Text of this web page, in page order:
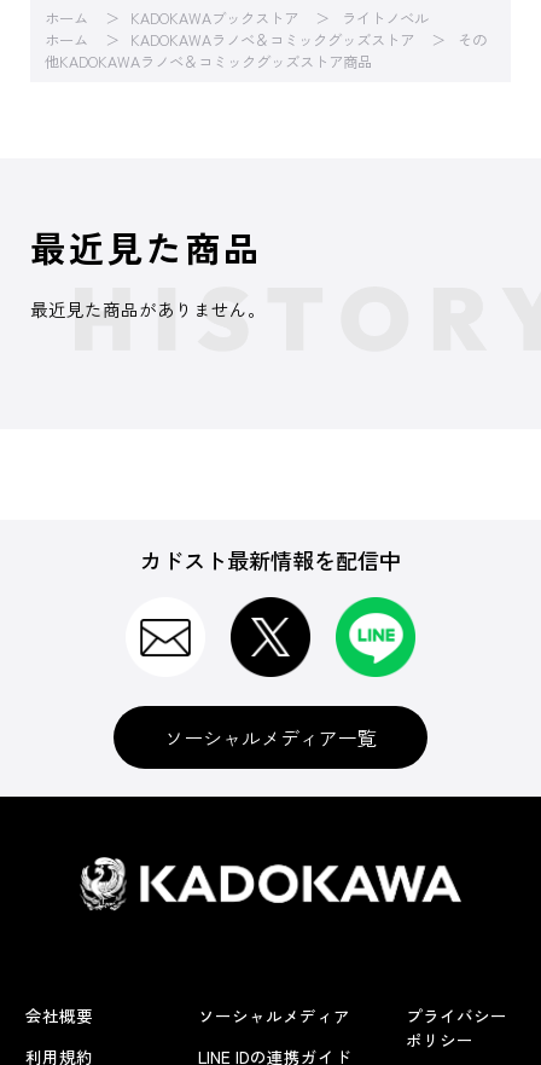
ホーム KADOKAWAブックストア
ライトノベル
ホーム
KADOKAWAラノベ＆コミックグッズストア
その
他KADOKAWAラノベ＆コミックグッズストア商品
最近見た商品
最近見た商品がありません。
カドスト最新情報を配信中
ソーシャルメディア一覧
会社概要
利用規約
ソーシャルメディア
LINE IDの連携ガイド
プライバシー
ポリシー